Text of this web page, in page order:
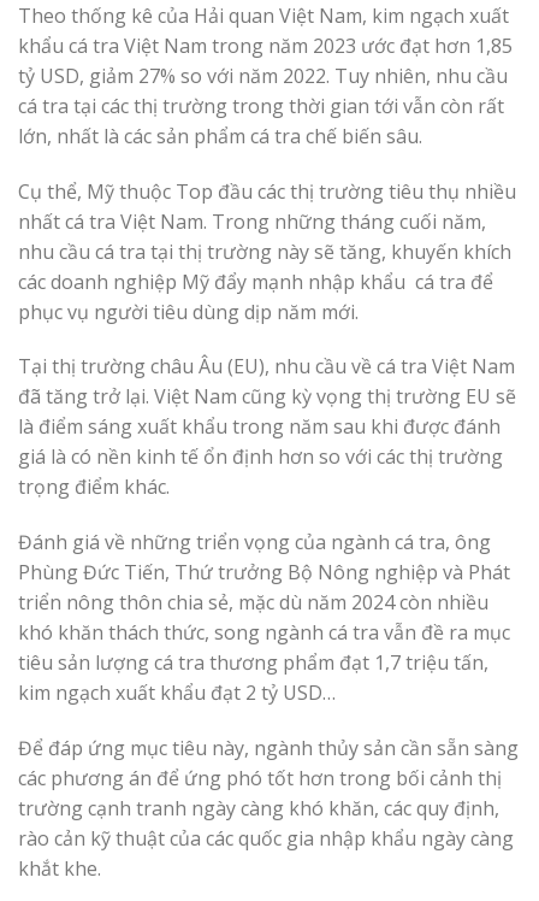
Theo thống kê của Hải quan Việt Nam, kim ngạch xuất
khẩu cá tra Việt Nam trong năm 2023 ước đạt hơn 1,85
tỷ USD, giảm 27% so với năm 2022. Tuy nhiên, nhu cầu
cá tra tại các thị trường trong thời gian tới vẫn còn rất
lớn, nhất là các sản phẩm cá tra chế biến sâu.
Cụ thể, Mỹ thuộc Top đầu các thị trường tiêu thụ nhiều
nhất cá tra Việt Nam. Trong những tháng cuối năm,
nhu cầu cá tra tại thị trường này sẽ tăng, khuyến khích
các doanh nghiệp Mỹ đẩy mạnh nhập khẩu cá tra để
phục vụ người tiêu dùng dịp năm mới.
Tại thị trường châu Âu (EU), nhu cầu về cá tra Việt Nam
đã tăng trở lại. Việt Nam cũng kỳ vọng thị trường EU sẽ
là điểm sáng xuất khẩu trong năm sau khi được đánh
giá là có nền kinh tế ổn định hơn so với các thị trường
trọng điểm khác.
Đánh giá về những triển vọng của ngành cá tra, ông
Phùng Đức Tiến, Thứ trưởng Bộ Nông nghiệp và Phát
triển nông thôn chia sẻ, mặc dù năm 2024 còn nhiều
khó khăn thách thức, song ngành cá tra vẫn đề ra mục
tiêu sản lượng cá tra thương phẩm đạt 1,7 triệu tấn,
kim ngạch xuất khẩu đạt 2 tỷ USD…
Để đáp ứng mục tiêu này, ngành thủy sản cần sẵn sàng
các phương án để ứng phó tốt hơn trong bối cảnh thị
trường cạnh tranh ngày càng khó khăn, các quy định,
rào cản kỹ thuật của các quốc gia nhập khẩu ngày càng
khắt khe.